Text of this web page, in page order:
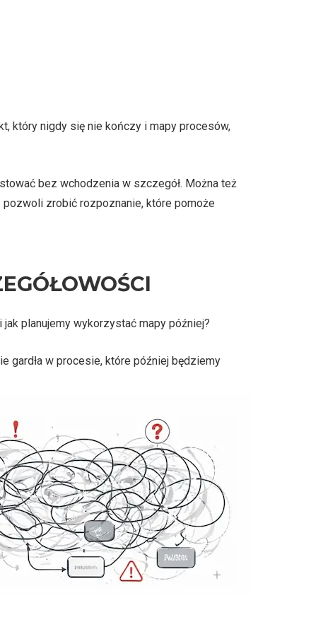
który nigdy się nie kończy i mapy procesów,
bez wchodzenia w szczegół. Można też
zrobić rozpoznanie, które pomoże
planujemy wykorzystać mapy później?
gardła w procesie, które później będziemy